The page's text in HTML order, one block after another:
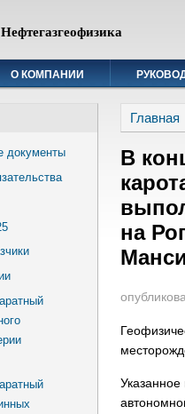
О КОМПАНИИ
документы
Вы
Главная
В
на